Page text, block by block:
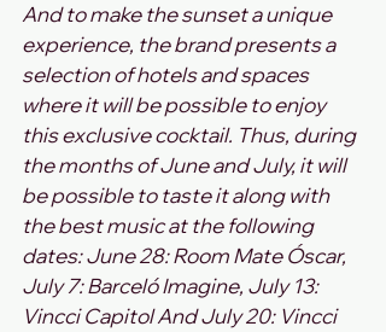
And to make the sunset a unique
experience, the brand presents a
selection of hotels and spaces
where it will be possible to enjoy
this exclusive cocktail. Thus, during
the months of June and July, it will
be possible to taste it along with
the best music at the following
dates: June 28: Room Mate Óscar,
July 7: Barceló Imagine, July 13:
Vincci Capitol And July 20: Vincci